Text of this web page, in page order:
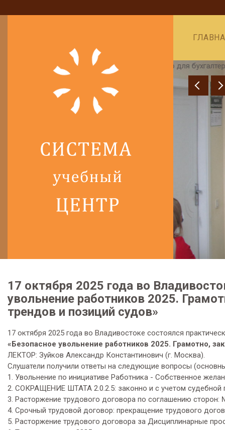
17 октября 2025 года во
увольнение работников 2025.
трендов и позиций судов»
17 октября 2025 года во Владивостоке состоялся
«Безопасное увольнение работников 2025. Грамотно,
ЛЕКТОР: Зуйков Александр Константинович (г. Москва).
Слушатели получили ответы на следующие вопросы
1. Увольнение по инициативе Работника - Собственное
2. СОКРАЩЕНИЕ ШТАТА 2.0.2.5: законно и с учетом судебной
3. Расторжение трудового договора по соглашению
4. Срочный трудовой договор: прекращение трудового
5. Расторжение трудового договора за Дисциплинарные